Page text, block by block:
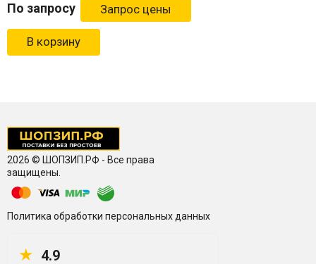
По запросу
В корзину
2026 © ШОПЗИП.РФ - Все права
защищены.
Политика обработки персональных данных
★ 4.9